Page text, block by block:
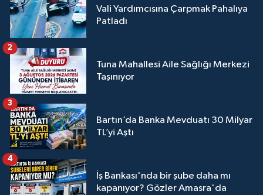
Vali Yardımcısına Çarpmak Pahalıya
Patladı
Tuna Mahallesi Aile Sağlığı Merkezi
Taşınıyor
2
Bartın’da Banka Mevduatı 30 Milyar
TL’yi Aştı
3
İş Bankası'nda bir şube daha mı
kapanıyor? Gözler Amasra'da
4